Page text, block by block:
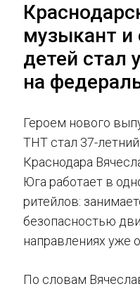
музыкант и
детей стал
на
Героем нового
ТНТ стал 37-
Краснодара
Юга работает в
ритейлов:
безопасностью
направлениях уже
По словам